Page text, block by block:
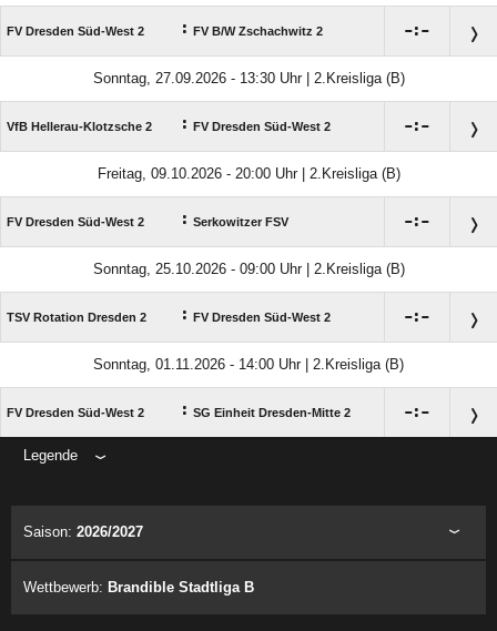
FV Dresden Süd-West 2 : FV B/​W Zschachwitz 2 :
Sonntag, 27.09.2026 - 13:30 Uhr | 2.Kreisliga (B)
VfB Hellerau-Klotzsche 2 : FV Dresden Süd-West 2 :
Freitag, 09.10.2026 - 20:00 Uhr | 2.Kreisliga (B)
FV Dresden Süd-West 2 : Serkowitzer FSV :
Sonntag, 25.10.2026 - 09:00 Uhr | 2.Kreisliga (B)
TSV Rotation Dresden 2 : FV Dresden Süd-West 2 :
Sonntag, 01.11.2026 - 14:00 Uhr | 2.Kreisliga (B)
FV Dresden Süd-West 2 : SG Einheit Dresden-Mitte 2 :
Legende
Saison: 2026/2027
Wettbewerb: Brandible Stadtliga B